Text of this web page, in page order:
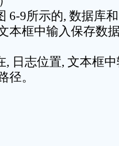
6-9所示的, 数据库
本框中输入保存数
, 日志位置, 文本框
径。